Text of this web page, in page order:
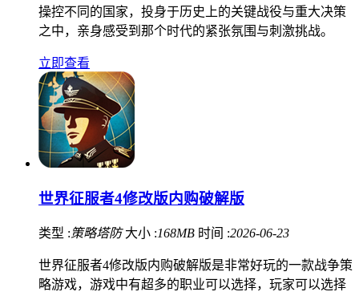
操控不同的国家，投身于历史上的关键战役与重大决策
之中，亲身感受到那个时代的紧张氛围与刺激挑战。
立即查看
世界征服者4修改版内购破解版
类型 : 策略塔防 大小 :168MB 时间 :2026-06-23
世界征服者4修改版内购破解版是非常好玩的一款战争策
略游戏，游戏中有超多的职业可以选择，玩家可以选择